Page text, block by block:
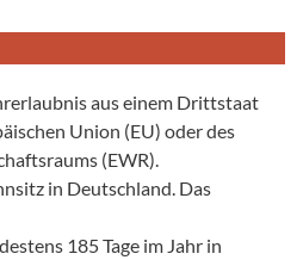
aus einem Drittstaat
Union (EU) oder des
(EWR).
in Deutschland. Das
185 Tage im Jahr in